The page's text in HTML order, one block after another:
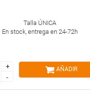
Talla ÚNICA
En stock, entrega en 24-72h
+
-
+
-
AÑADIR